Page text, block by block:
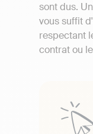
sont dus.
vous suffit
respectant
contrat ou